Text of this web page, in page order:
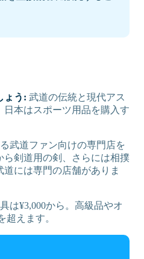
ょう: 武道の伝統と現代アス
日本はスポーツ用品を購入す
武道ファン向けの専門店を
剣道用の剣、さらには相撲
には専門の店舗がありま
は¥3,000から。高級品やオ
超えます。